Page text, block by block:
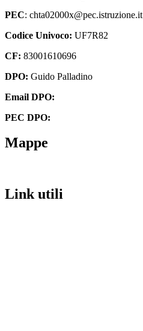
PEC: chta02000x@pec.istruzione.it
Codice Univoco: UF7R82
CF: 83001610696
DPO: Guido Palladino
Email DPO:
PEC DPO:
Mappe
Link utili